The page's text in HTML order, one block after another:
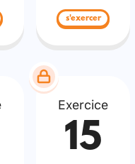
s'exercer
Exercice
15